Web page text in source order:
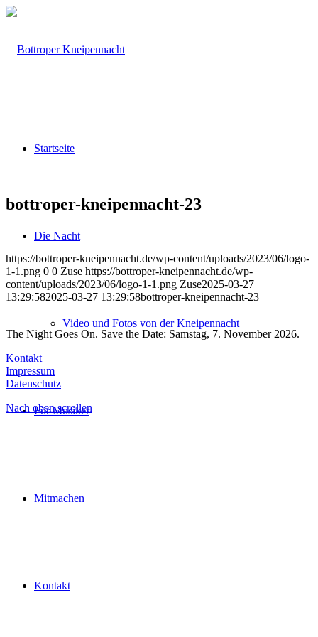
Startseite
Die Nacht
Video und Fotos von der Kneipennacht
Für Musiker
Mitmachen
Kontakt
bottroper-kneipennacht-23
https://bottroper-kneipennacht.de/wp-content/uploads/2023/06/logo-
1-1.png 0 0 Zuse https://bottroper-kneipennacht.de/wp-
content/uploads/2023/06/logo-1-1.png Zuse2025-03-27
13:29:582025-03-27 13:29:58bottroper-kneipennacht-23
The Night Goes On. Save the Date: Samstag, 7. November 2026.
Kontakt
Impressum
Datenschutz
Nach oben scrollen